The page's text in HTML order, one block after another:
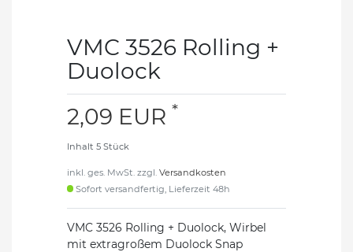
VMC 3526 Rolling +
Duolock
2,09 EUR *
Inhalt 5 Stück
inkl. ges. MwSt. zzgl. Versandkosten
Sofort versandfertig, Lieferzeit 48h
VMC 3526 Rolling + Duolock, Wirbel
mit extragroßem Duolock Snap